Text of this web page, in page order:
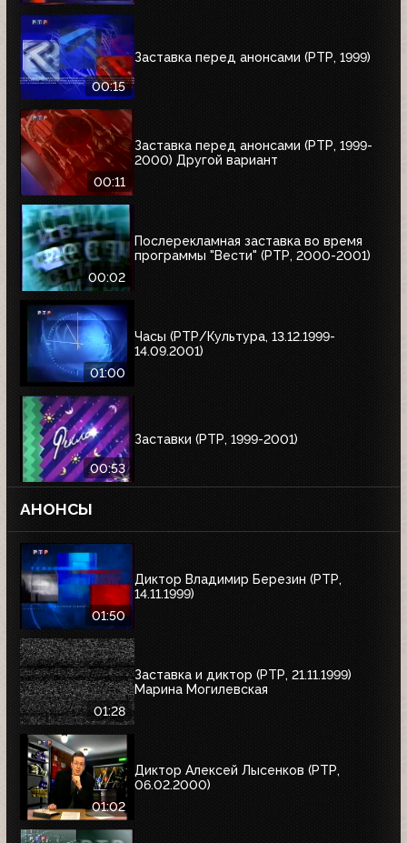
00:15
Заставка перед анонсами (РТР, 1999)
00:11
Заставка перед анонсами (РТР, 1999-
2000) Другой вариант
00:02
Послерекламная заставка во время
программы "Вести" (РТР, 2000-2001)
01:00
Часы (РТР/Культура, 13.12.1999-
14.09.2001)
00:53
Заставки (РТР, 1999-2001)
АНОНСЫ
01:50
Диктор Владимир Березин (РТР,
14.11.1999)
01:28
Заставка и диктор (РТР, 21.11.1999)
Марина Могилевская
01:02
Диктор Алексей Лысенков (РТР,
06.02.2000)